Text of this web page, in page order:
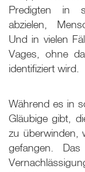
Predigten in
abzielen,
Und in vielen
Vages, ohne
identifiziert wird.
Während es in
Gläubige gibt,
zu überwinden,
gefangen.